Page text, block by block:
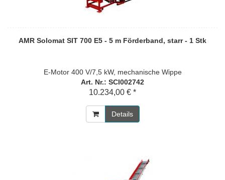
AMR Solomat SIT 700 E5 - 5 m Förderband, starr - 1 Stk
E-Motor 400 V/7,5 kW, mechanische Wippe
Art. Nr.: SCI002742
10.234,00 € *
Details